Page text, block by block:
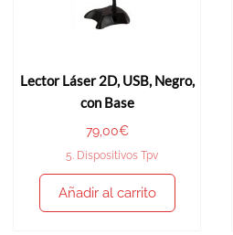
Lector Láser 2D, USB, Negro,
con Base
79,00€
5. Dispositivos Tpv
Añadir al carrito